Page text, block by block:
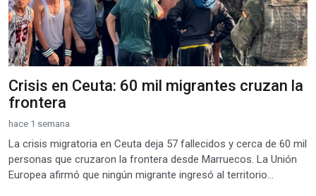
Crisis en Ceuta: 60 mil migrantes cruzan la
frontera
hace 1 semana
La crisis migratoria en Ceuta deja 57 fallecidos y cerca de 60 mil
personas que cruzaron la frontera desde Marruecos. La Unión
Europea afirmó que ningún migrante ingresó al territorio...